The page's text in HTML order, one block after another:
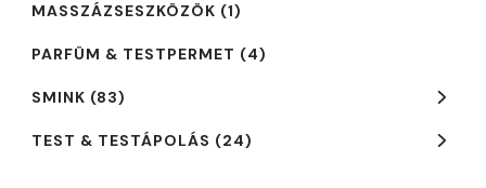
MASSZÁZSESZKÖZÖK (1)
PARFÜM & TESTPERMET (4)
SMINK (83)
TEST & TESTÁPOLÁS (24)